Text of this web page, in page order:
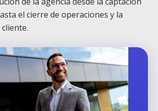
el cierre de operaciones y la